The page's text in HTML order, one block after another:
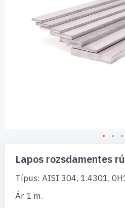
képgaléria
elejére
Lapos rozsdamentes
Típus: AISI 304, 1.4301,
Ár 1 m.